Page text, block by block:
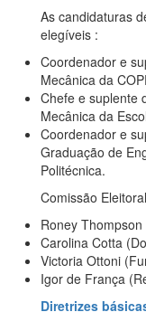
As candidaturas
elegíveis :
Coordenador e
Mecânica da
Chefe e suplente
Mecânica da
Coordenador e
Graduação de
Politécnica.
Comissão
Roney
Carolina Cotta
Victoria Ottoni
Igor de França
Diretrizes